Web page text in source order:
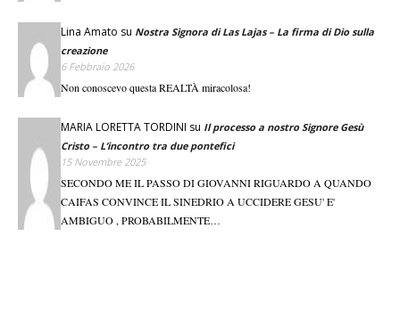
Lina Amato su Nostra Signora di Las Lajas – La firma di Dio sulla
creazione
6 Febbraio 2026
Non conoscevo questa REALTÀ miracolosa!
MARIA LORETTA TORDINI su Il processo a nostro Signore Gesù
Cristo – L’incontro tra due pontefici
15 Novembre 2025
SECONDO ME IL PASSO DI GIOVANNI RIGUARDO A QUANDO
CAIFAS CONVINCE IL SINEDRIO A UCCIDERE GESU' E'
AMBIGUO , PROBABILMENTE…